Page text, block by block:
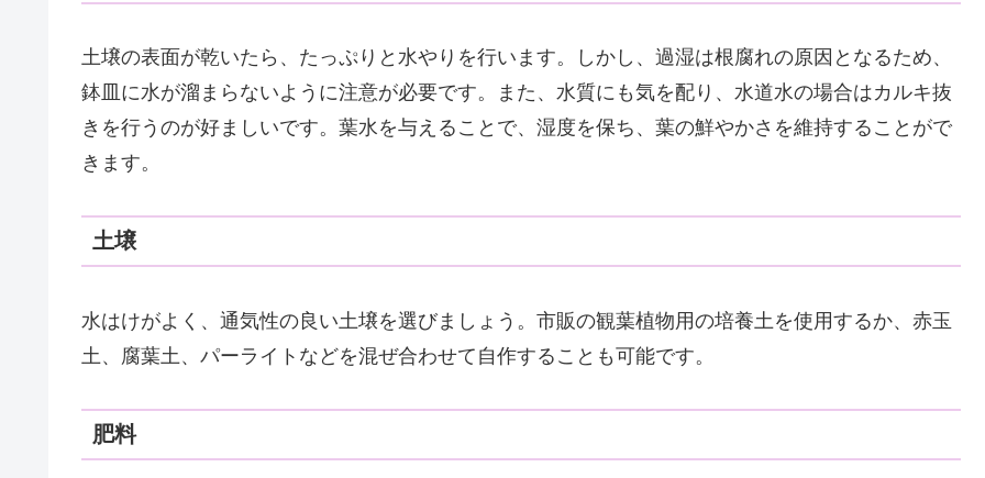
土壌の表面が乾いたら、たっぷりと水やりを行います。しかし、過湿は根腐れの原因となるため、
鉢皿に水が溜まらないように注意が必要です。また、水質にも気を配り、水道水の場合はカルキ抜
きを行うのが好ましいです。葉水を与えることで、湿度を保ち、葉の鮮やかさを維持することがで
きます。
土壌
水はけがよく、通気性の良い土壌を選びましょう。市販の観葉植物用の培養土を使用するか、赤玉
土、腐葉土、パーライトなどを混ぜ合わせて自作することも可能です。
肥料